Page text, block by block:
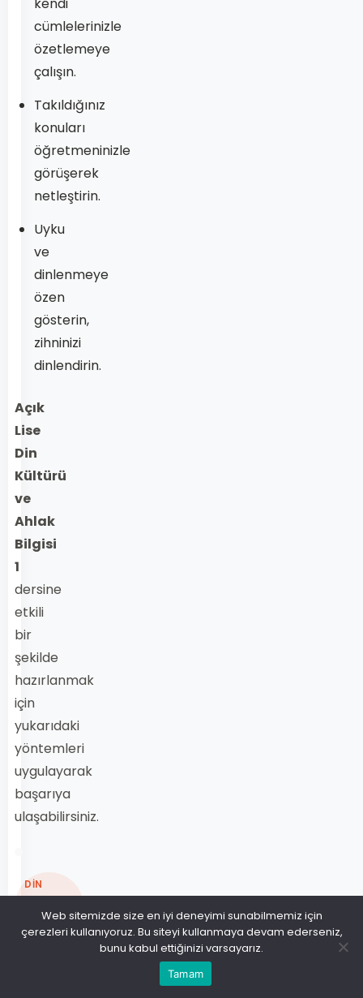
cümlelerinizle
özetlemeye
çalışın.
Takıldığınız
konuları
öğretmeninizle
görüşerek
netleştirin.
Uyku
ve
dinlenmeye
özen
gösterin,
zihninizi
dinlendirin.
Açık
Lise
Din
Kültürü
ve
Ahlak
Bilgisi
1
dersine
etkili
bir
şekilde
hazırlanmak
için
yukarıdaki
yöntemleri
uygulayarak
başarıya
ulaşabilirsiniz.
DİN
AHLAK
Web sitemizde size en iyi deneyimi sunabilmemiz için
çerezleri kullanıyoruz. Bu siteyi kullanmaya devam ederseniz,
bunu kabul ettiğinizi varsayarız.
Tamam